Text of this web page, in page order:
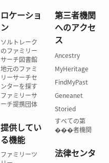
ロケーショ
ン
ソルトレーク
のファミリー
サーチ図書館
地元のファミ
リーサーチセ
ンターを探す
ファミリーサ
ーチ提携団体
提供してい
る機能
ファミリーツ
第三者機関
へのアクセ
ス
Ancestry
MyHeritage
FindMyPast
Geneanet
Storied
すべての第
���者機関
法律センタ